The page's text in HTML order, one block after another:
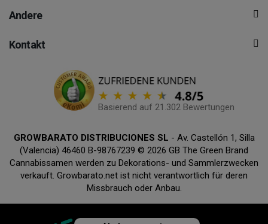
Andere
Kontakt
Basierend auf 21.302 Bewertungen
GROWBARATO DISTRIBUCIONES SL - Av. Castellón 1, Silla
(Valencia) 46460 B-98767239 © 2026 GB The Green Brand
Cannabissamen werden zu Dekorations- und Sammlerzwecken
verkauft. Growbarato.net ist nicht verantwortlich für deren
Missbrauch oder Anbau.